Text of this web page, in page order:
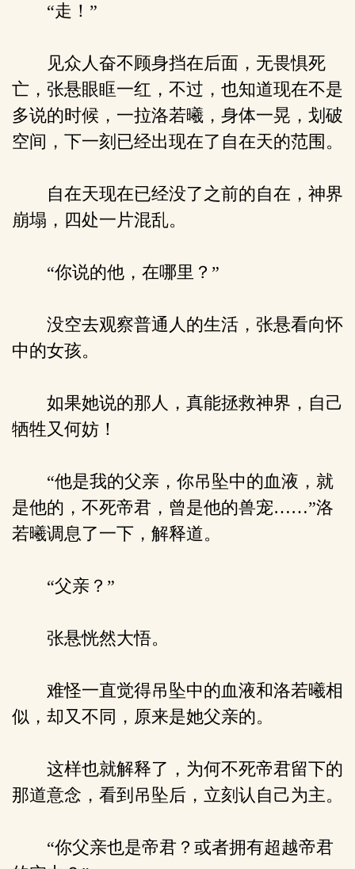
“走！”
见众人奋不顾身挡在后面，无畏惧死
亡，张悬眼眶一红，不过，也知道现在不是
多说的时候，一拉洛若曦，身体一晃，划破
空间，下一刻已经出现在了自在天的范围。
自在天现在已经没了之前的自在，神界
崩塌，四处一片混乱。
“你说的他，在哪里？”
没空去观察普通人的生活，张悬看向怀
中的女孩。
如果她说的那人，真能拯救神界，自己
牺牲又何妨！
“他是我的父亲，你吊坠中的血液，就
是他的，不死帝君，曾是他的兽宠……”洛
若曦调息了一下，解释道。
“父亲？”
张悬恍然大悟。
难怪一直觉得吊坠中的血液和洛若曦相
似，却又不同，原来是她父亲的。
这样也就解释了，为何不死帝君留下的
那道意念，看到吊坠后，立刻认自己为主。
“你父亲也是帝君？或者拥有超越帝君